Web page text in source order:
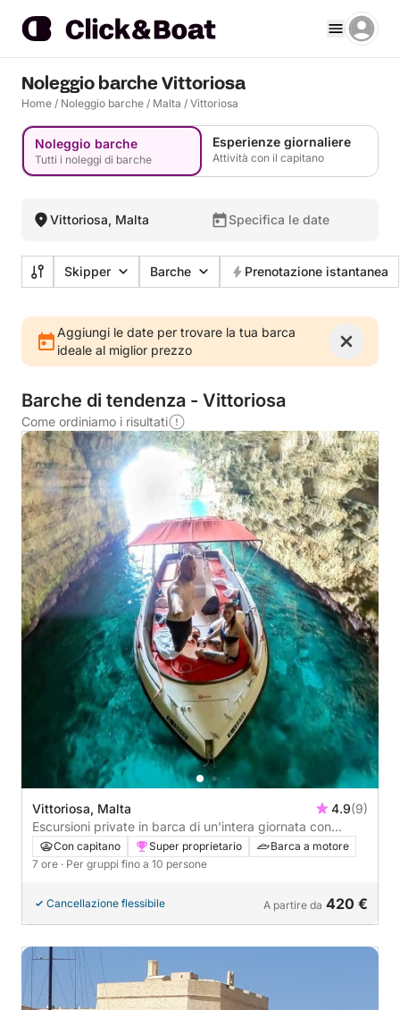
Noleggio barche Vittoriosa
Home / Noleggio barche / Malta / Vittoriosa
Noleggio barche
Tutti i noleggi di barche
Esperienze giornaliere
Attività con il capitano
Vittoriosa, Malta Specifica le date
Skipper Barche Prenotazione istantanea
Aggiungi le date per trovare la tua barca
ideale al miglior prezzo
Barche di tendenza - Vittoriosa
Come ordiniamo i risultati
Vittoriosa, Malta 4.9(9)
Escursioni private in barca di un'intera giornata con
partenza da 3 città (Cospicua), Sliema, Valletta, St
Julian's e altre ancora 😉
Con capitano Super proprietario
Barca a motore
7 ore · Per gruppi fino a 10 persone
Cancellazione flessibile A partire da 420 €